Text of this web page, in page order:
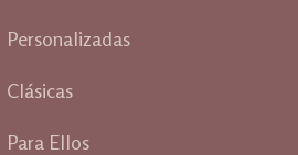
Personalizadas
Clásicas
Para Ellos